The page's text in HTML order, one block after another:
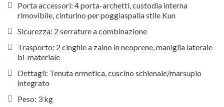
Porta accessori: 4 porta-archetti, custodia interna
rimovibile, cinturino per poggiaspalla stile Kun
Sicurezza: 2 serrature a combinazione
Trasporto: 2 cinghie a zaino in neoprene, maniglia laterale
bi-materiale
Dettagli: Tenuta ermetica, cuscino schienale/marsupio
integrato
Peso: 3 kg